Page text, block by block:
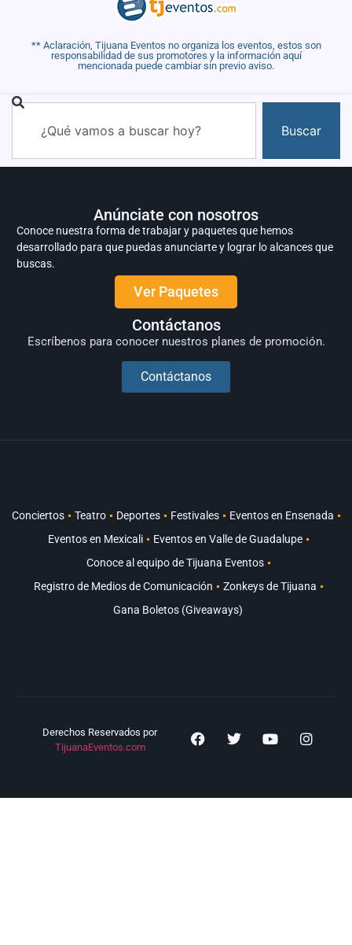
** Aclaración, Tijuana Eventos no organiza los eventos, estos son
responsabilidad de sus promotores y la información aquí
mencionada puede cambiar sin previo aviso.
Buscar
Anúnciate con nosotros
Conoce nuestra forma de trabajar y paquetes que hemos
desarrollado para que puedas anunciarte y lograr lo alcances que
buscas.
Ver Paquetes
Contáctanos
Escríbenos para conocer nuestros planes de promoción.
Contáctanos
Conciertos Teatro Deportes Festivales
Eventos en Ensenada
Eventos en Mexicali
Eventos en Valle de Guadalupe
Conoce al equipo de Tijuana Eventos
Registro de Medios de Comunicación
Zonkeys de Tijuana
Gana Boletos (Giveaways)
Derechos Reservados por
TijuanaEventos.com